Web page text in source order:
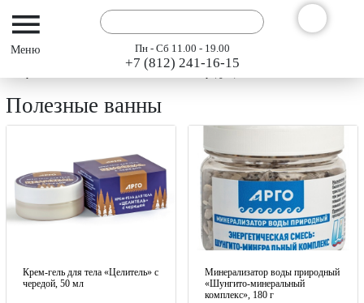
Пн - Сб 11.00 - 19.00
+7 (812) 241-16-15
Каталог продукции "АРГО" 2024
Полезные ванны
Крем-гель для тела «Целитель» с
чередой, 50 мл
Минерализатор воды природный
«Шунгито-минеральный
комплекс», 180 г